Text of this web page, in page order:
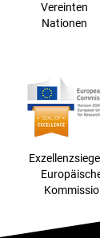
Vereinten
Nationen